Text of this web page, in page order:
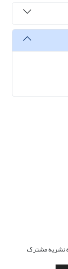
نشریه مشترک